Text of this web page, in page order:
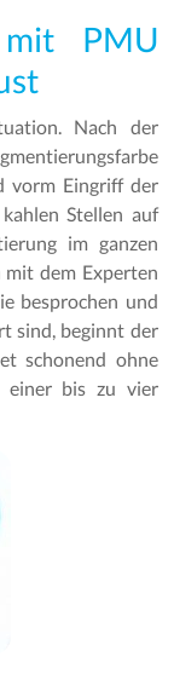
PMU
Nach der
vorm Eingriff der
Stellen auf
im ganzen
mit dem Experten
besprochen und
sind, beginnt der
schonend ohne
einer bis zu vier